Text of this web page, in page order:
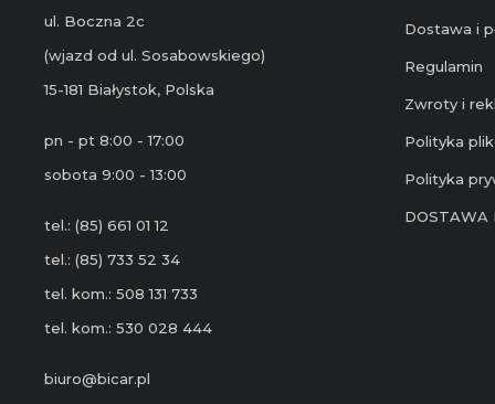
ul. Boczna 2c
(wjazd od ul. Sosabowskiego)
15-181 Białystok, Polska
pn - pt 8:00 - 17:00
sobota 9:00 - 13:00
tel.: (85) 661 01 12
tel.: (85) 733 52 34
tel. kom.: 508 131 733
tel. kom.: 530 028 444
biuro@bicar.pl
Dostawa i
Regulamin
Zwroty i
Polityka
Polityka
DOSTAWA